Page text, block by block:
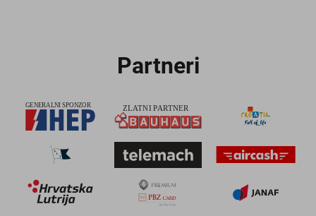
Partneri